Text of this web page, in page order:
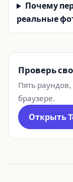
Почему
реальные
Проверь
Пять раундов,
браузере.
Открыть